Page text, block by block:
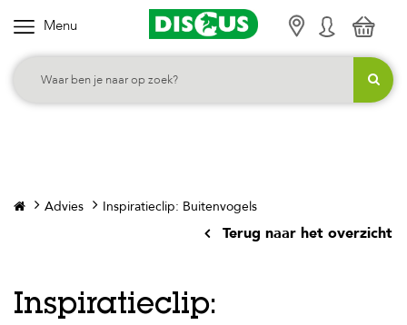
Menu
K
i
e
a
g
o
Advies Inspiratieclip: Buitenvogels
Terug naar het overzicht
Inspiratieclip: